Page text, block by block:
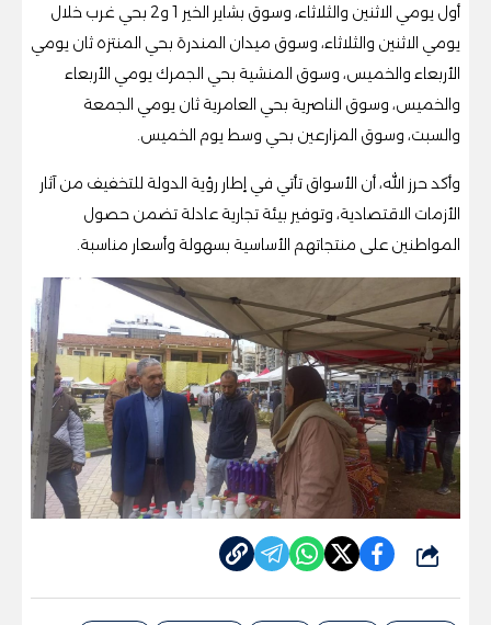
أول يومي الاثنين والثلاثاء، وسوق بشاير الخير 1 و2 بحي غرب خلال
يومي الاثنين والثلاثاء، وسوق ميدان المندرة بحي المنتزه ثان يومي
الأربعاء والخميس، وسوق المنشية بحي الجمرك يومي الأربعاء
والخميس، وسوق الناصرية بحي العامرية ثان يومي الجمعة
والسبت، وسوق المزارعين بحي وسط يوم الخميس.
وأكد حرز الله، أن الأسواق تأتي في إطار رؤية الدولة للتخفيف من آثار
الأزمات الاقتصادية، وتوفير بيئة تجارية عادلة تضمن حصول
المواطنين على منتجاتهم الأساسية بسهولة وأسعار مناسبة.
شارك